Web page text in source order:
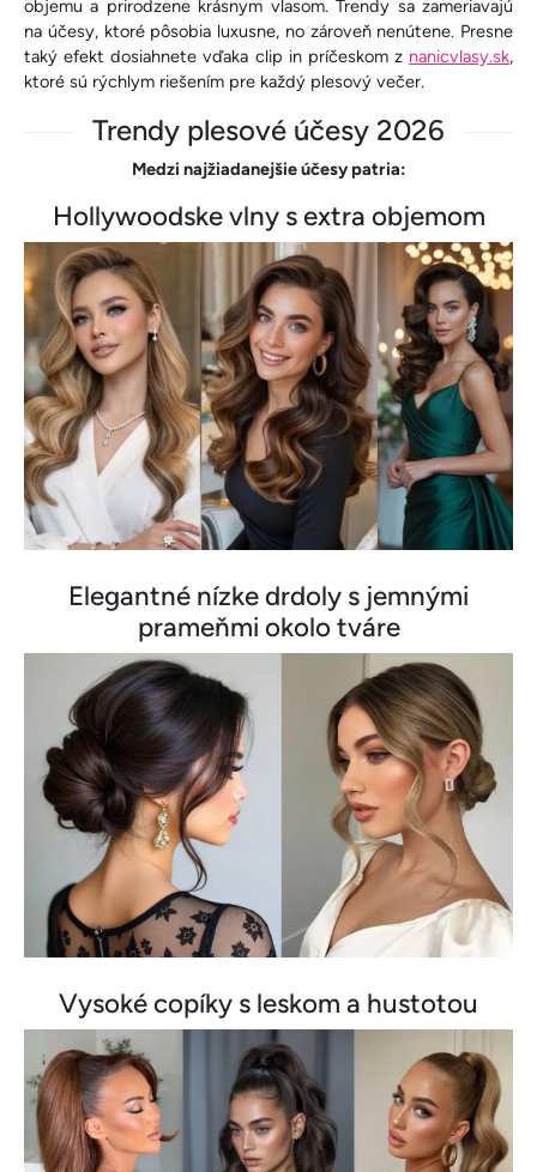
objemu a prirodzene krásnym vlasom. Trendy sa zameriavajú
na účesy, ktoré pôsobia luxusne, no zároveň nenútene. Presne
taký efekt dosiahnete vďaka clip in príčeskom z nanicvlasy.sk,
ktoré sú rýchlym riešením pre každý plesový večer.
Trendy plesové účesy 2026
Medzi najžiadanejšie účesy patria:
Hollywoodske vlny s extra objemom
Elegantné nízke drdoly s jemnými
prameňmi okolo tváre
Vysoké copíky s leskom a hustotou